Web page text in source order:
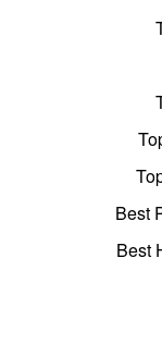
Best
Best